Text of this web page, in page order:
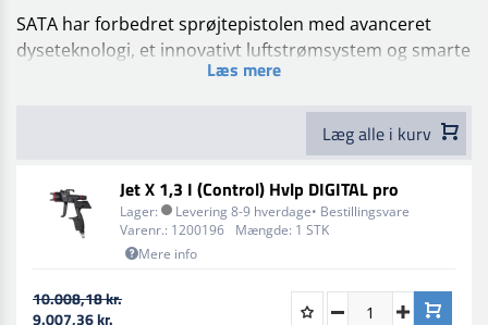
SATA har forbedret sprøjtepistolen med avanceret
dyseteknologi, et innovativt luftstrømsystem og smarte
digitale funktioner, som tager dit arbejde til næste
Sata Jet X er en ægte gamechanger og tilbyder
teknologi og tilpasning som aldrig er set før.
SATA Jet X har et nyt labyrint-luftstrømsystem, som
styrer luften gennem dysen og eliminerer turbulens og
pulsering. Resultatet? En ultrafin og homogen
sprøjtemønster med klart definerede fade-out zoner.
Læs mere
Læg alle i kurv
Jet X 1,3 I (Control) Hvlp DIGITAL pro
Lager:
Levering 8-9 hverdage• Bestillingsvare
Varenr.: 1200196 Mængde: 1 STK
Mere info
10.008,18 kr.
9.007,36 kr.